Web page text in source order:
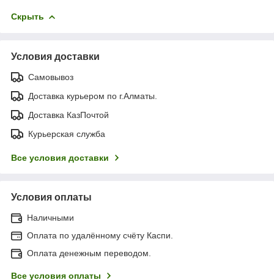
Скрыть
Условия доставки
Самовывоз
Доставка курьером по г.Алматы.
Доставка КазПочтой
Курьерская служба
Все условия доставки
Условия оплаты
Наличными
Оплата по удалённому счёту Каспи.
Оплата денежным переводом.
Все условия оплаты